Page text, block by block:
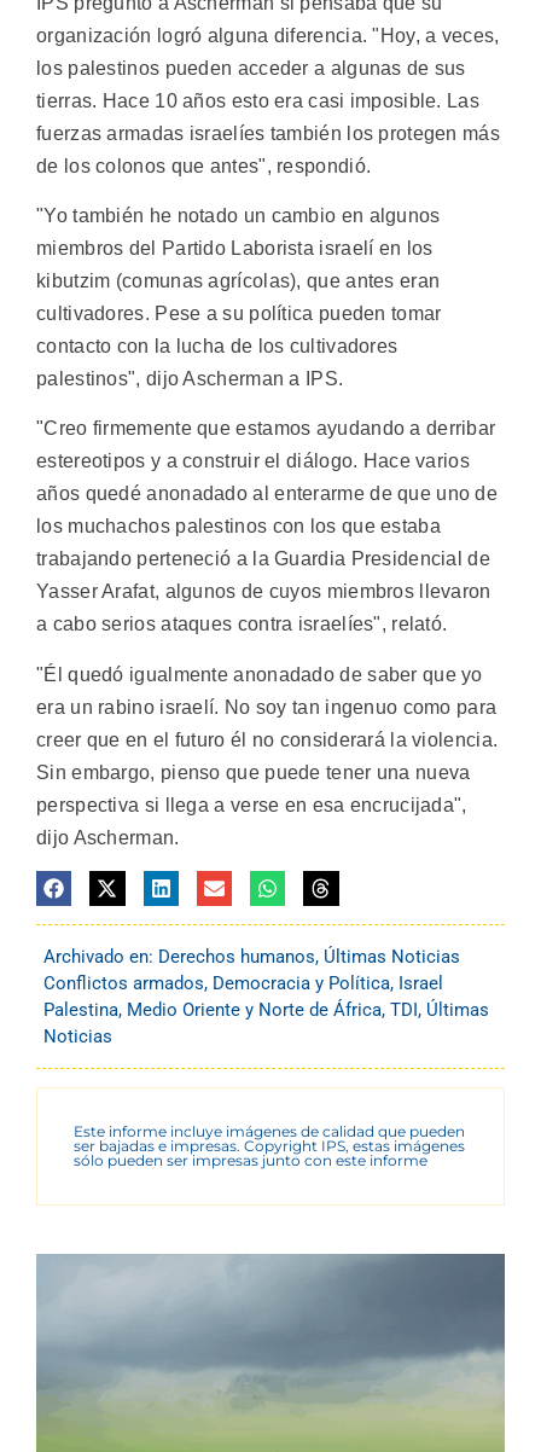
organización logró alguna diferencia. "Hoy, a veces,
los palestinos pueden acceder a algunas de sus
tierras. Hace 10 años esto era casi imposible. Las
fuerzas armadas israelíes también los protegen más
de los colonos que antes", respondió.
"Yo también he notado un cambio en algunos
miembros del Partido Laborista israelí en los
kibutzim (comunas agrícolas), que antes eran
cultivadores. Pese a su política pueden tomar
contacto con la lucha de los cultivadores
palestinos", dijo Ascherman a IPS.
"Creo firmemente que estamos ayudando a derribar
estereotipos y a construir el diálogo. Hace varios
años quedé anonadado al enterarme de que uno de
los muchachos palestinos con los que estaba
trabajando perteneció a la Guardia Presidencial de
Yasser Arafat, algunos de cuyos miembros llevaron
a cabo serios ataques contra israelíes", relató.
"Él quedó igualmente anonadado de saber que yo
era un rabino israelí. No soy tan ingenuo como para
creer que en el futuro él no considerará la violencia.
Sin embargo, pienso que puede tener una nueva
perspectiva si llega a verse en esa encrucijada",
dijo Ascherman.
Archivado en: Derechos humanos, Últimas Noticias
Conflictos armados, Democracia y Política, Israel
Palestina, Medio Oriente y Norte de África, TDI , Últimas
Noticias
Este informe incluye imágenes de calidad que pueden
ser bajadas e impresas. Copyright IPS, estas imágenes
sólo pueden ser impresas junto con este informe